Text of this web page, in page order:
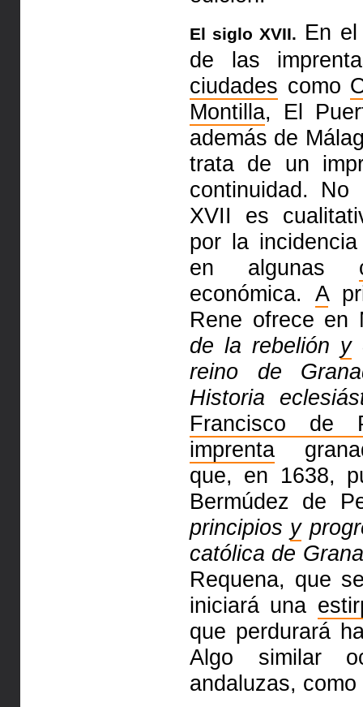
El siglo XVII. En
de las
ciudades como
Montilla, El
además de
trata de un
continuidad.
XVII es
por la
en algunas
económica. A
Rene ofrece en
de la rebelión y
reino de
Historia
Francisco de
imprenta
que, en 1638,
Bermúdez de
principios y
católica de
Requena, que
iniciará una
que perdurará
Algo similar
andaluzas,